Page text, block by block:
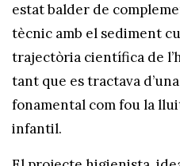
estat balder de
tècnic amb el sediment
trajectòria científica de
tant que es tractava
fonamental com fou la
infantil.